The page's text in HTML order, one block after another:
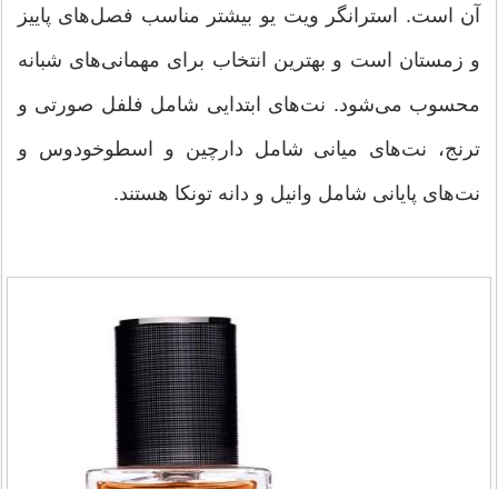
آن است. استرانگر ویت یو بیشتر مناسب فصل‌های پاییز
و زمستان است و بهترین انتخاب برای مهمانی‌های شبانه
محسوب می‌شود. نت‌های ابتدایی شامل فلفل صورتی و
ترنج، نت‌های میانی شامل دارچین و اسطوخودوس و
نت‌های پایانی شامل وانیل و دانه تونکا هستند.